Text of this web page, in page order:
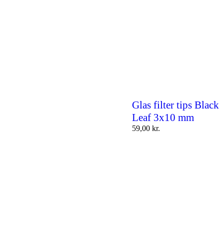
Glas filter tips Black
Leaf 3x10 mm
59,00 kr.